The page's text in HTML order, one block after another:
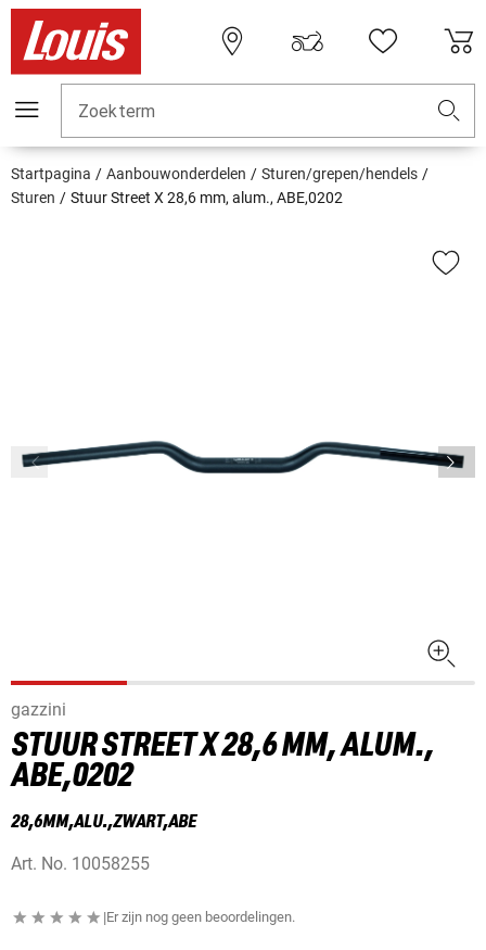
Zoekterm
Startpagina Aanbouwonderdelen
Sturen/grepen/hendels
Sturen
Stuur Street X 28,6 mm, alum., ABE,0202
gazzini
STUUR STREET X 28,6 MM, ALUM.,
ABE,0202
28,6MM,ALU.,ZWART,ABE
Art. No. 10058255
|Er zijn nog geen beoordelingen.